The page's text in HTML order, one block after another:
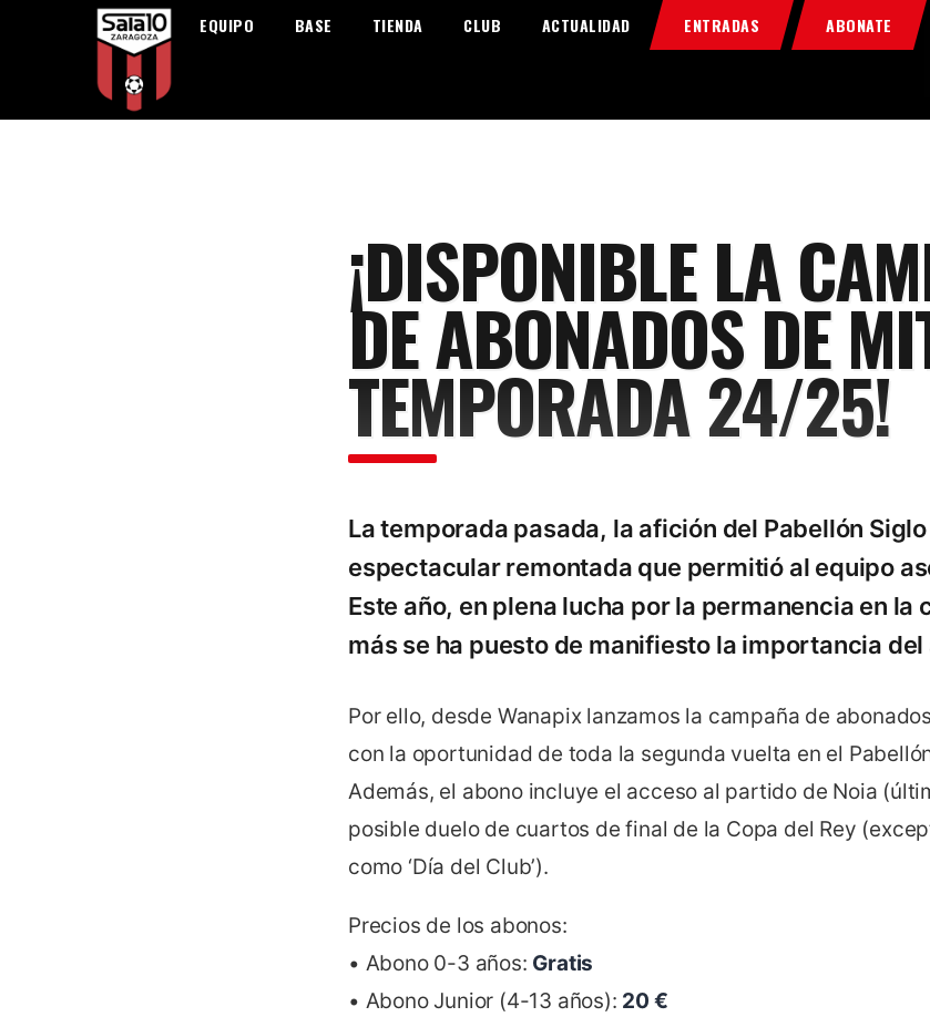
EQUIPO BASE TIENDA CLUB ACTUALIDAD ENTRADAS ABONATE
Home
Food & Drink
¡DISPONIBLE LA
DE ABONADOS DE
TEMPORADA 24/25!
La temporada pasada, la afición del Pabellón
espectacular remontada que permitió al equipo
Este año, en plena lucha por la permanencia en la
más se ha puesto de manifiesto la importancia
Por ello, desde Wanapix lanzamos la campaña de
con la oportunidad de toda la segunda vuelta en el
Además, el abono incluye el acceso al partido de Noia
posible duelo de cuartos de final de la Copa del Rey
como ‘Día del Club’).
Precios de los abonos:
• Abono 0-3 años: Gratis
• Abono Junior (4-13 años): 20 €